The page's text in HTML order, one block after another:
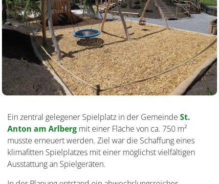
Ein zentral gelegener Spielplatz in der Gemeinde St.
Anton am Arlberg mit einer Fläche von ca. 750 m²
musste erneuert werden. Ziel war die Schaffung eines
klimafitten Spielplatzes mit einer möglichst vielfältigen
Ausstattung an Spielgeräten.